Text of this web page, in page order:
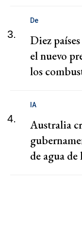
3.
De
Diez
el nuevo
los
4.
IA
Australia
de agua